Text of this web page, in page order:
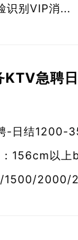
识别VIP消...
KTV急聘
-日结1200-
156cm以上
1500/2000/